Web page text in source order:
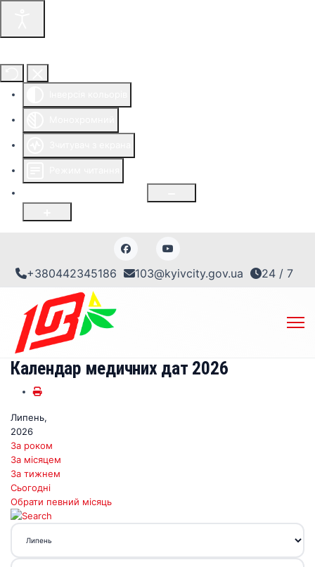
+380442345186 103@kyivcity.gov.ua 24 / 7
Календар медичних дат 2026
Липень,
2026
За роком
За місяцем
За тижнем
Сьогодні
Обрати певний місяць